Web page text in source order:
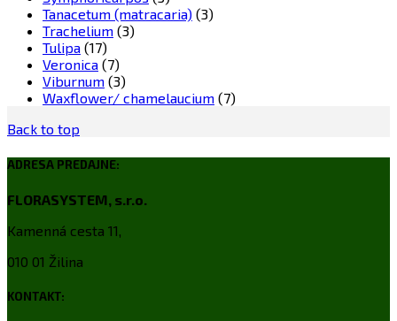
Tanacetum (matracaria) (3)
Trachelium (3)
Tulipa (17)
Veronica (7)
Viburnum (3)
Waxflower/ chamelaucium (7)
Back to top
ADRESA PREDAJNE:
FLORASYSTEM, s.r.o.
Kamenná cesta 11,
010 01 Žilina
KONTAKT: